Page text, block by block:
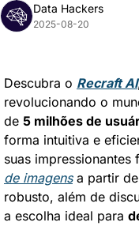
Data Hackers
2025-08-20
Descubra o Recraft AI
revolucionando o
de 5 milhões de
forma intuitiva e
suas
de imagens a partir
robusto, além de
a escolha ideal para